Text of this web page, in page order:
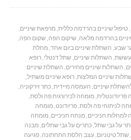
, טיפול שיניים בהרדמה כללית,מרפאת שיניים,
בהרדמה מלאה, שיקום הפה, שקום הפה,
שבע, השתלת שיניים ביום אחד,מחלת
עששת, השתלות שיניים, שתל דנטלי,רופא
, השתלות שיניים מחירים, השתלת שיניים
שיניים המלצות,רופא שיניים משתיל,
שיניים, העמסה מיידית,כתר זירקוניה,
,מומחה לכירורגית פה ולסת,
לניתוחי פה ולסת,פריודונט,מומחה
למחלות חניכיים,מנתח חניכיים,מומחה
על גבי שתל,כתרים על גבי שתלים,מבנה
, שתל טיטניום,עצב הלסת התחתונה,פגיעה